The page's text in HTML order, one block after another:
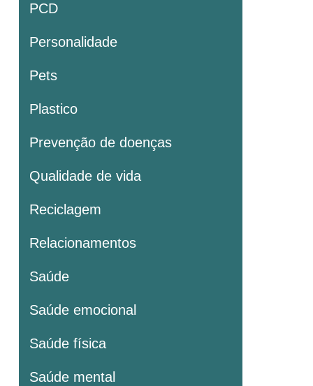
PCD
Personalidade
Pets
Plastico
Prevenção de doenças
Qualidade de vida
Reciclagem
Relacionamentos
Saúde
Saúde emocional
Saúde física
Saúde mental